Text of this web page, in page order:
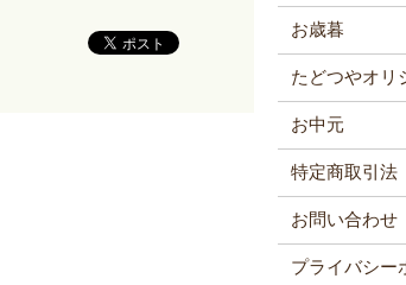
お歳暮
たどつやオリ
お中元
特定商取引法
お問い合わせ
プライバシー